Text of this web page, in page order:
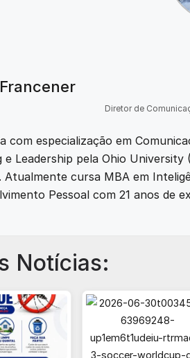
Diretor de
com especialização em
e Leadership pela Ohio
Atualmente cursa MBA em
Pessoal com 21 anos de
Notícias: